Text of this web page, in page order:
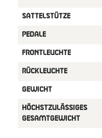
SATTELSTüTZE
PEDALE
FRONTLEUCHTE
RüCKLEUCHTE
GEWICHT
HöCHSTZULäSSIGES
GESAMTGEWICHT